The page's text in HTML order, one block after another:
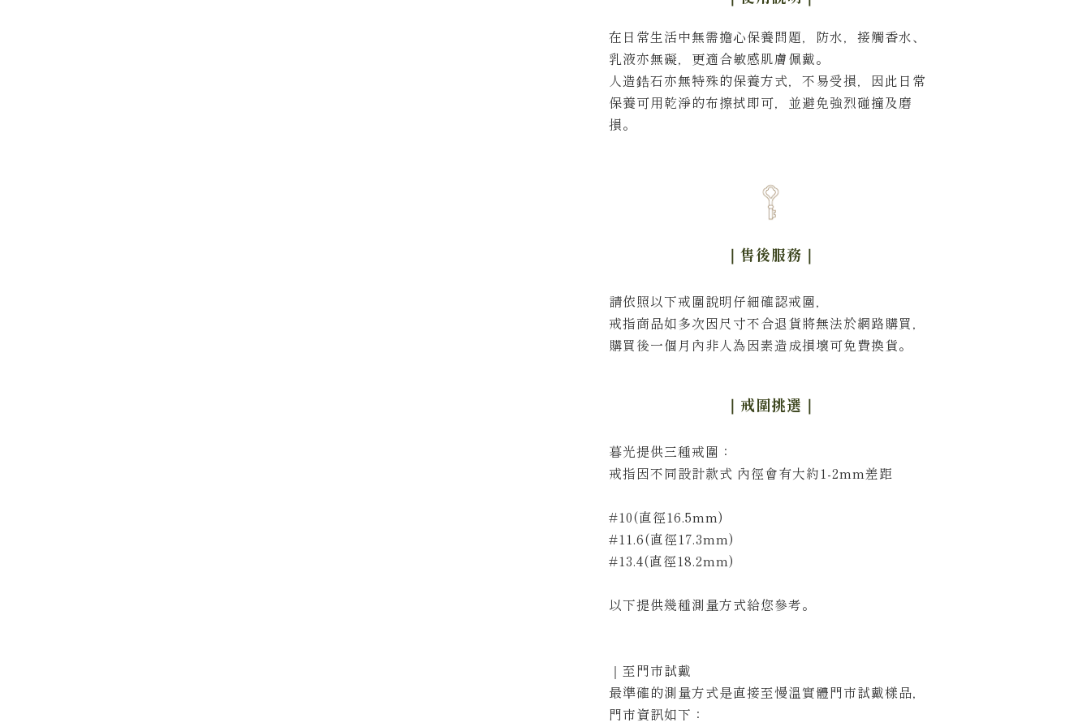
在日常生活中無需擔心保養問題，防水，接觸香水、
乳液亦無礙，更適合敏感肌膚佩戴。
人造鋯石亦無特殊的保養方式，不易受損，因此日常
保養可用乾淨的布擦拭即可，並避免強烈碰撞及磨
損。
｜售後服務 ｜
請依照以下戒圍說明仔細確認戒圍，
戒指商品如多次因尺寸不合退貨將無法於網路購買，
購買後一個月內非人為因素造成損壞可免費換貨。
｜ 戒圍挑選｜
暮光提供三種戒圍：
戒指因不同設計款式 內徑會有大約1-2mm差距
#10(直徑16.5mm)
#11.6(直徑17.3mm)
#13.4(直徑18.2mm)
以下提供幾種測量方式給您參考。
｜至門市試戴
最準確的測量方式是直接至慢溫實體門市試戴樣品，
門市資訊如下：